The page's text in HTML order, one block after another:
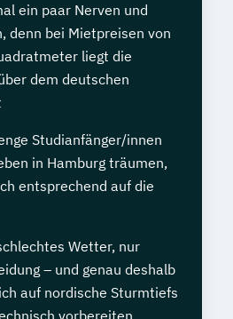
ein paar Nerven und
denn bei Mietpreisen von
liegt die
dem deutschen
Studianfänger/innen
in Hamburg träumen,
entsprechend auf die
Wetter, nur
– und genau deshalb
auf nordische Sturmtiefs